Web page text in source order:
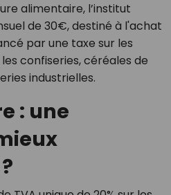
alimentaire, l’institut
de 30€, destiné à l'achat
par une taxe sur les
confiseries, céréales de
industrielles.
: une